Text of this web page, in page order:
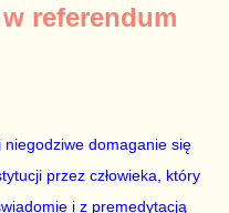
wzrostu gospodarczego
rower miał ciągnąć
To pewnie dlatego, że nie
gospodarczej
referendum
domaganie się
przez człowieka, który
i z premedytacją